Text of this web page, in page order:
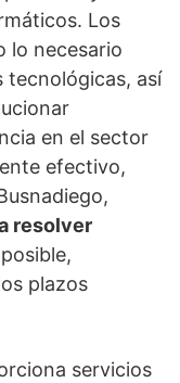
Los
lo necesario
tecnológicas, así
en el sector
efectivo,
resolver
plazos
servicios